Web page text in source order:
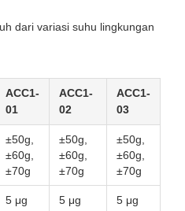
dari variasi suhu lingkungan
ACC1-
01
ACC1-
02
ACC1-
03
±50g,
±60g,
±70g
±50g,
±60g,
±70g
±50g,
±60g,
±70g
5 μg 5 μg 5 μg